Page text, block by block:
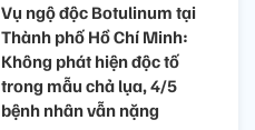
Vụ ngộ độc Botulinum tại
Thành phố Hồ Chí Minh:
Không phát hiện độc tố
trong mẫu chả lụa, 4/5
bệnh nhân vẫn nặng